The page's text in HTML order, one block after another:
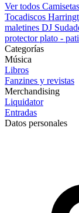
Ver todos Camisetas
Tocadiscos
maletines DJ
protector plato -
Categorías
Música
Libros
Fanzines y revistas
Merchandising
Liquidator
Entradas
Datos personales